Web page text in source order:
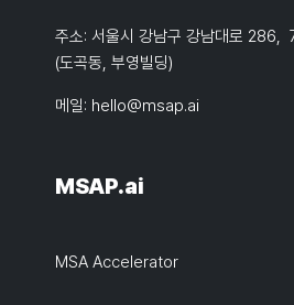
주소: 서울시 강남구 강남대로 286,
(도곡동, 부영빌딩)
메일: hello@msap.ai
MSAP.ai
MSA Accelerator